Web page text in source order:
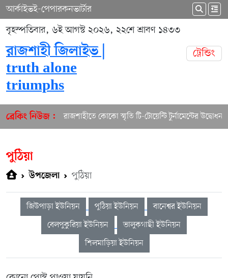
আর্কাইভই-পেপারকনভার্টার
বৃহস্পতিবার, ৬ই আগস্ট ২০২৬, ২২শে শ্রাবণ ১৪৩৩
রাজশাহী জিলাইভ |
truth alone
triumphs
ট্রেন্ডিং
ব্রেকিং নিউজ : রাজশাহীতে কোকো স্মৃতি টি-টোয়েন্টি টুর্নামেন্টের উদ্বোধন
পুঠিয়া
উপজেলা পুঠিয়া
জিউপাড়া ইউনিয়ন পুঠিয়া ইউনিয়ন
বানেশ্বর ইউনিয়ন
বেলপুকুরিয়া ইউনিয়ন
ভালুকগাছী ইউনিয়ন
শিলমাড়িয়া ইউনিয়ন